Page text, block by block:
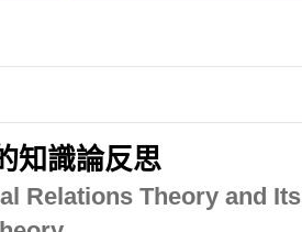
知識論反思
Relations Theory and Its